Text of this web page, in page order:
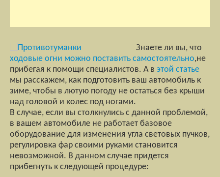
Знаете ли вы, что
ходовые огни можно поставить самостоятельно,не
прибегая к помощи специалистов. А в этой статье
мы расскажем, как подготовить ваш автомобиль к
зиме, чтобы в лютую погоду не остаться без крыши
над головой и колес под ногами.
В случае, если вы столкнулись с данной проблемой,
в вашем автомобиле не работает базовое
оборудование для изменения угла световых пучков,
регулировка фар своими руками становится
невозможной. В данном случае придется
прибегнуть к следующей процедуре: